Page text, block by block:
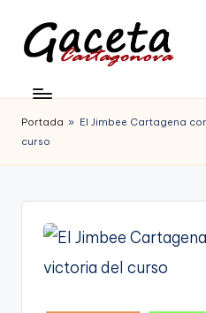
Saltar
contenido
c
e
t
Gaceta
Cartagonova,
La
que
informa
Portada » El Jimbee Cartagena
curso